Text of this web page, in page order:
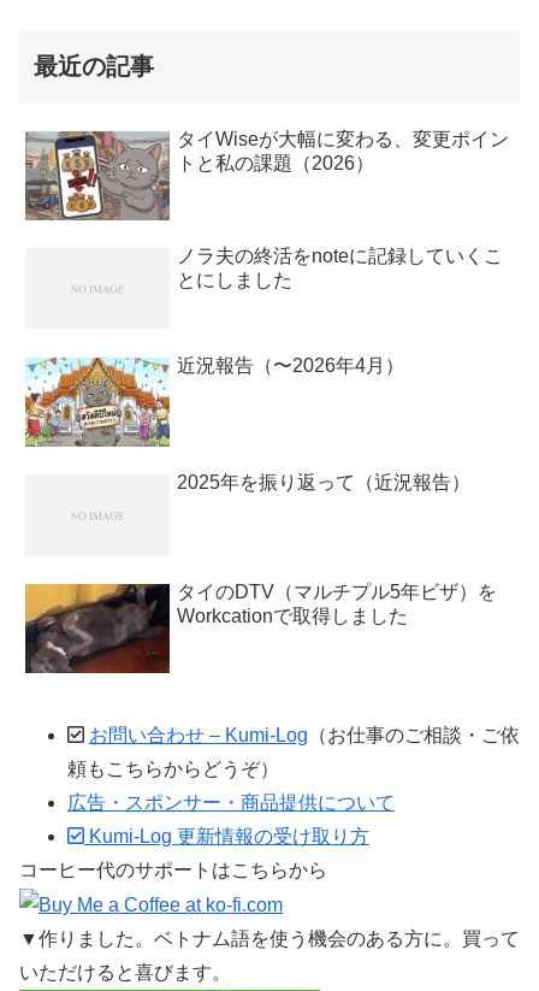
最近の記事
タイWiseが大幅に変わる、変更ポイン
トと私の課題（2026）
ノラ夫の終活をnoteに記録していくこ
とにしました
近況報告（〜2026年4月）
2025年を振り返って（近況報告）
タイのDTV（マルチプル5年ビザ）を
Workcationで取得しました
お問い合わせ – Kumi-Log （お仕事のご相談・ご依
頼もこちらからどうぞ）
広告・スポンサー・商品提供について
Kumi-Log 更新情報の受け取り方
コーヒー代のサポートはこちらから
▼作りました。ベトナム語を使う機会のある方に。買って
いただけると喜びます。